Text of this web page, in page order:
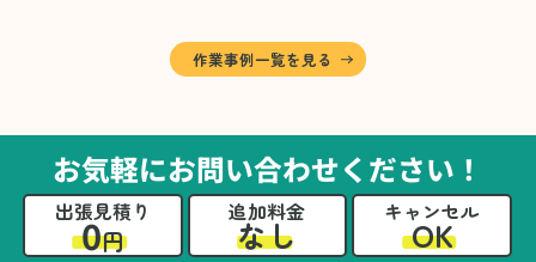
に仕分けしました。
A様から「手際よく進めてくれて助かりまし
るのは難しかったと思います」との温かいお言
葉をいただきました。遺品整理という心の負担
が大きい作業において、少しでもA様の力にな
れたことをスタッフ一同嬉しく思います。
作業事例一覧を見る
お気軽にお問い合わせください！
出張見積り
0円
追加料金
なし
キャンセル
OK